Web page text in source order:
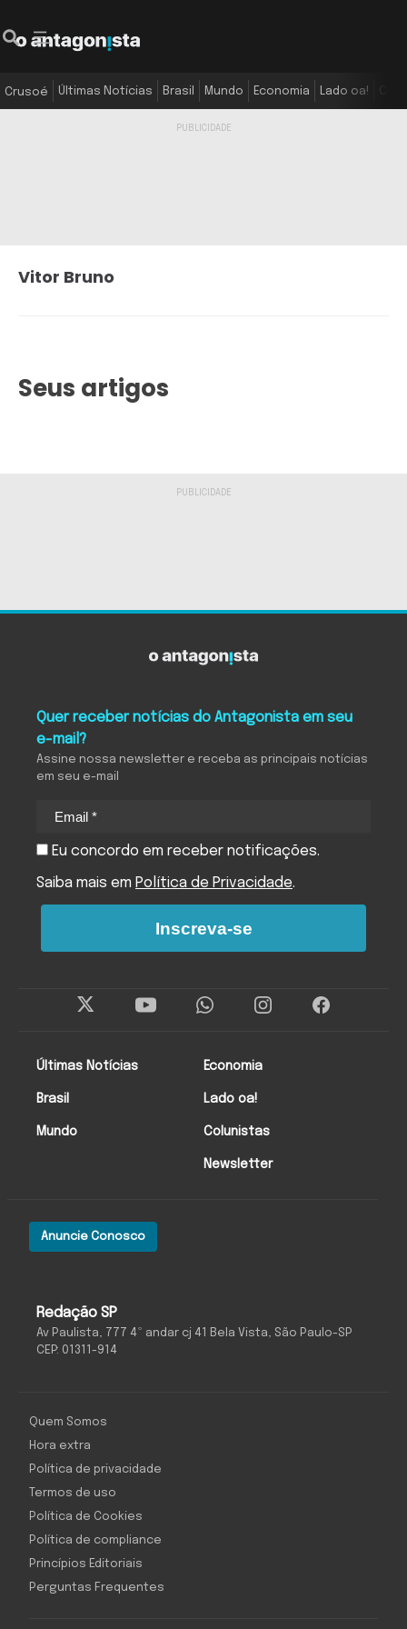
Crusoé Últimas Notícias Brasil Mundo Economia Lado oa!
Vitor Bruno
Seus artigos
Redação SP
Av Paulista, 777 4º andar cj 41 Bela Vista, São Paulo-SP
CEP: 01311-914
Anuncie Conosco
Últimas Notícias
Brasil
Mundo
Economia
Lado oa!
Colunistas
Newsletter
Quer receber notícias do Antagonista em seu
e-mail?
Assine nossa newsletter e receba as principais notícias
em seu e-mail
Eu concordo em receber notificações.
Saiba mais em Política de Privacidade.
Inscreva-se
Quem Somos
Hora extra
Política de privacidade
Termos de uso
Política de Cookies
Política de compliance
Princípios Editoriais
Perguntas Frequentes